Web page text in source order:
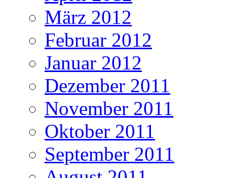
März 2012
Februar 2012
Januar 2012
Dezember 2011
November 2011
Oktober 2011
September 2011